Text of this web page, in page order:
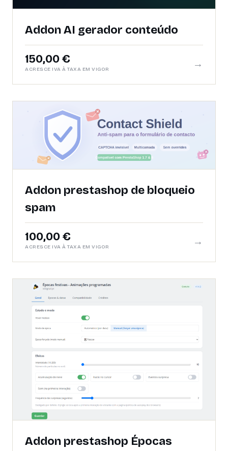
Addon AI gerador conteúdo
150,00 €
ACRESCE IVA À TAXA EM VIGOR →
Addon prestashop de bloqueio
spam
100,00 €
ACRESCE IVA À TAXA EM VIGOR →
Addon prestashop Épocas